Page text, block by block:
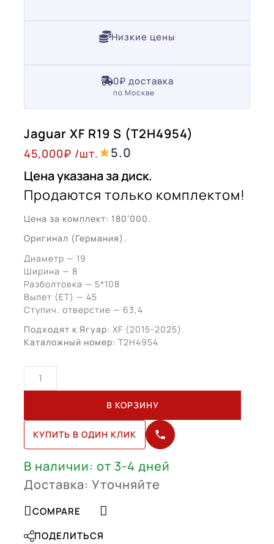
Низкие цены
0₽ доставка
по Москве
Jaguar XF R19 S (T2H4954)
45,000₽ /шт.
5.0
Цена указана за диск.
Продаются только комплектом!
Цена за комплект: 180’000.
Оригинал (Германия).
Диаметр — 19
Ширина — 8
Разболтовка — 5*108
Вылет (ЕТ) — 45
Ступич. отверстие — 63,4
Подходят к Ягуар: XF (2015-2025).
Каталожный номер: T2H4954
Количество
товара
R19
(T2H4954)
В КОРЗИНУ
КУПИТЬ В ОДИН КЛИК
В наличии: от 3-4 дней
Доставка: Уточняйте
COMPARE
ПОДЕЛИТЬСЯ